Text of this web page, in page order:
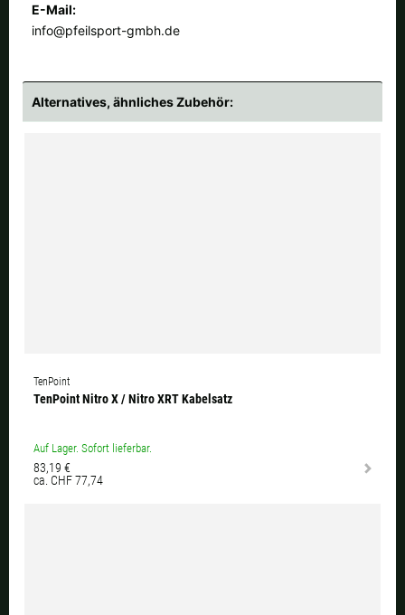
E-Mail:
info@pfeilsport-gmbh.de
Alternatives, ähnliches Zubehör:
TenPoint
TenPoint Nitro X / Nitro XRT Kabelsatz
Auf Lager. Sofort lieferbar.
83,19 €
ca. CHF 77,74